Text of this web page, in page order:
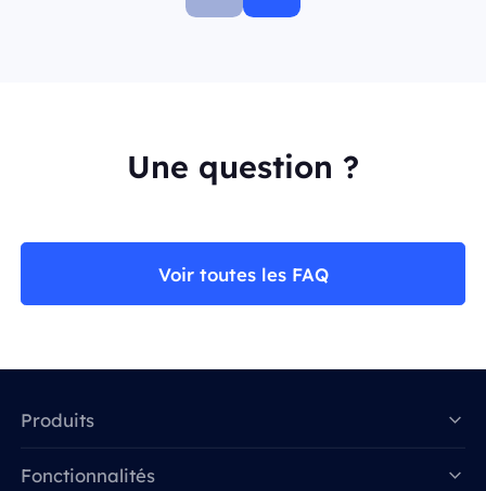
Une question ?
Voir toutes les FAQ
Produits
Fonctionnalités